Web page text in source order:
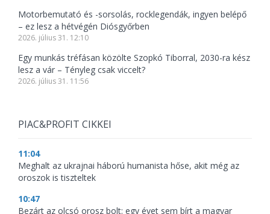
Motorbemutató és -sorsolás, rocklegendák, ingyen belépő
– ez lesz a hétvégén Diósgyőrben
2026. július 31. 12:10
Egy munkás tréfásan közölte Szopkó Tiborral, 2030-ra kész
lesz a vár – Tényleg csak viccelt?
2026. július 31. 11:56
PIAC&PROFIT CIKKEI
11:04
Meghalt az ukrajnai háború humanista hőse, akit még az
oroszok is tiszteltek
10:47
Bezárt az olcsó orosz bolt: egy évet sem bírt a magyar